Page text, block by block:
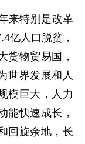
来特别是改革
亿人口脱贫，
货物贸易国，
世界发展和人
模巨大，人力
能快速成长，
回旋余地，长